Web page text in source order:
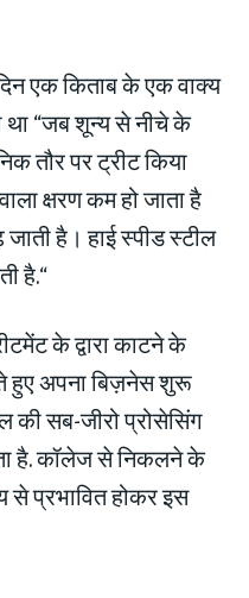
एक किताब के एक वाक्य
था “जब शून्य से नीचे के
तौर पर ट्रीट किया
क्षरण कम हो जाता है
है। हाई स्पीड स्टील
है.“
के द्वारा काटने के
अपना बिज़नेस शुरू
की सब-जीरो प्रोसेसिंग
है. कॉलेज से निकलने के
से प्रभावित होकर इस